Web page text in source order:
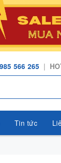
566 265 |
Tin tức